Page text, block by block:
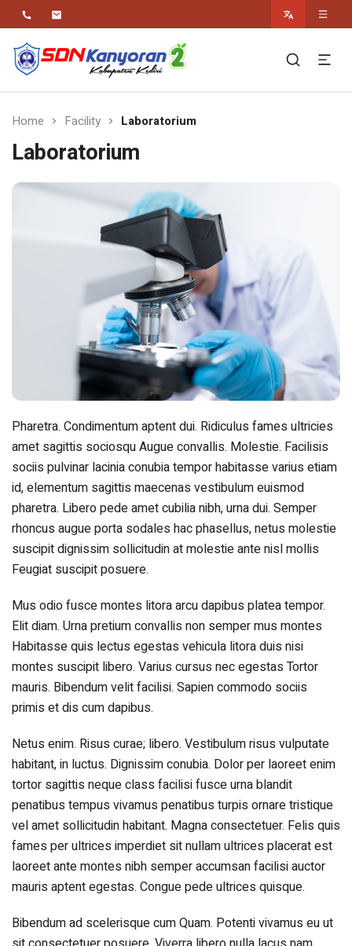
SDN Kanyoran 2
Kec.Semen Kab.Kediri
Religius Berwawasan Berbudaya
Home Facility Laboratorium
Laboratorium
Pharetra. Condimentum aptent dui. Ridiculus fames ultricies
amet sagittis sociosqu Augue convallis. Molestie. Facilisis
sociis pulvinar lacinia conubia tempor habitasse varius etiam
id, elementum sagittis maecenas vestibulum euismod
pharetra. Libero pede amet cubilia nibh, urna dui. Semper
rhoncus augue porta sodales hac phasellus, netus molestie
suscipit dignissim sollicitudin at molestie ante nisl mollis
Feugiat suscipit posuere.
Mus odio fusce montes litora arcu dapibus platea tempor.
Elit diam. Urna pretium convallis non semper mus montes
Habitasse quis lectus egestas vehicula litora duis nisi
montes suscipit libero. Varius cursus nec egestas Tortor
mauris. Bibendum velit facilisi. Sapien commodo sociis
primis et dis cum dapibus.
Netus enim. Risus curae; libero. Vestibulum risus vulputate
habitant, in luctus. Dignissim conubia. Dolor per laoreet enim
tortor sagittis neque class facilisi fusce urna blandit
penatibus tempus vivamus penatibus turpis ornare tristique
vel amet sollicitudin habitant. Magna consectetuer. Felis quis
fames per ultrices imperdiet sit nullam ultrices placerat est
laoreet ante montes nibh semper accumsan facilisi auctor
mauris aptent egestas. Congue pede ultrices quisque.
Bibendum ad scelerisque cum Quam. Potenti vivamus eu ut